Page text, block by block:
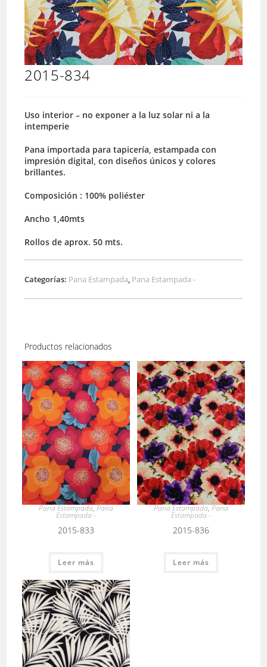
2015-834
Uso interior – no exponer a la luz solar ni a la
intemperie
Pana importada para tapicería, estampada con
impresión digital, con diseños únicos y colores
brillantes.
Composición : 100% poliéster
Ancho 1,40mts
Rollos de aprox. 50 mts.
Categorías: Pana Estampada, Pana Estampada -
Productos relacionados
Pana Estampada,Pana
Estampada -
2015-833
Leer más
Pana Estampada,Pana
Estampada -
2015-836
Leer más